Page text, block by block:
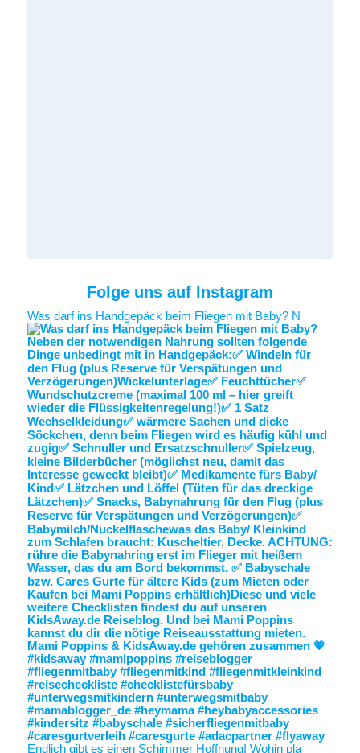
Folge uns auf Instagram
Was darf ins Handgepäck beim Fliegen mit Baby? N
Endlich gibt es einen Schimmer Hoffnung! Wohin pla